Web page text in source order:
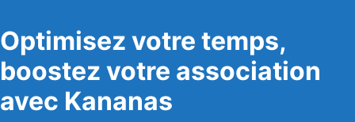
Optimisez votre temps,
boostez votre association
avec Kananas